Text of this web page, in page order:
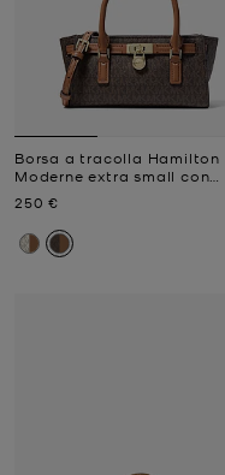
Borsa a tracolla Hamilton
Moderne extra small con
Prezzo attuale
250 €